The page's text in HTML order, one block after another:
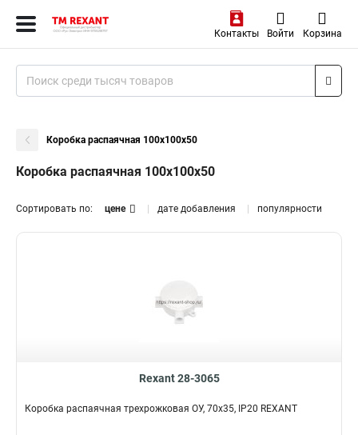
Контакты Войти Корзина
Коробка распаячная 100х100х50
Коробка распаячная 100х100х50
Сортировать по: цене дате добавления популярности
Rexant 28-3065
Коробка распаячная трехрожковая ОУ, 70x35, IP20 REXANT